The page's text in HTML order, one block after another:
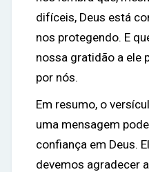
difíceis, Deus está
nos protegendo. E
nossa gratidão a ele
por nós.
Em resumo, o
uma mensagem
confiança em Deus.
devemos agradecer